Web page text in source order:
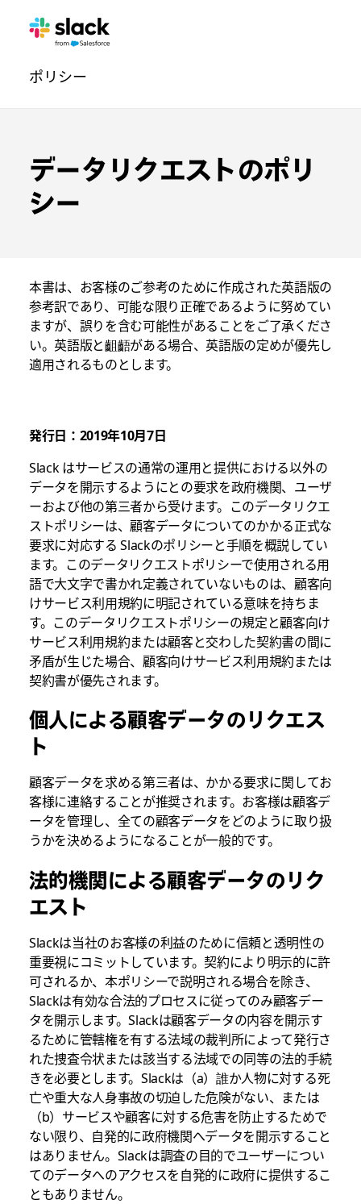
データリクエストのポリ
シー
追
ポリシーペ
本書は、お客様のご参考のために作成された英語版の
参考訳であり、可能な限り正確であるように努めてい
ますが、誤りを含む可能性があることをご了承くださ
い。英語版と齟齬がある場合、英語版の定めが優先し
適用されるものとします。
発行日：2019年10月7日
Slack はサービスの通常の運用と提供における以外の
データを開示するようにとの要求を政府機関、ユーザ
ーおよび他の第三者から受けます。このデータリクエ
ストポリシーは、顧客データについてのかかる正式な
要求に対応する Slackのポリシーと手順を概説してい
ます。このデータリクエストポリシーで使用される用
語で大文字で書かれ定義されていないものは、顧客向
けサービス利用規約に明記されている意味を持ちま
す。このデータリクエストポリシーの規定と顧客向け
サービス利用規約または顧客と交わした契約書の間に
矛盾が生じた場合、顧客向けサービス利用規約または
契約書が優先されます。
個人による顧客データのリクエス
ト
顧客データを求める第三者は、かかる要求に関してお
客様に連絡することが推奨されます。お客様は顧客デ
ータを管理し、全ての顧客データをどのように取り扱
うかを決めるようになることが一般的です。
法的機関による顧客データのリク
エスト
Slackは当社のお客様の利益のために信頼と透明性の
重要視にコミットしています。契約により明示的に許
可されるか、本ポリシーで説明される場合を除き、
Slackは有効な合法的プロセスに従ってのみ顧客デー
タを開示します。Slackは顧客データの内容を開示す
るために管轄権を有する法域の裁判所によって発行さ
れた捜査令状または該当する法域での同等の法的手続
きを必要とします。Slackは（a）誰か人物に対する死
亡や重大な人身事故の切迫した危険がない、または
（b）サービスや顧客に対する危害を防止するためで
ない限り、自発的に政府機関へデータを開示すること
はありません。Slackは調査の目的でユーザーについ
てのデータへのアクセスを自発的に政府に提供するこ
ともありません。